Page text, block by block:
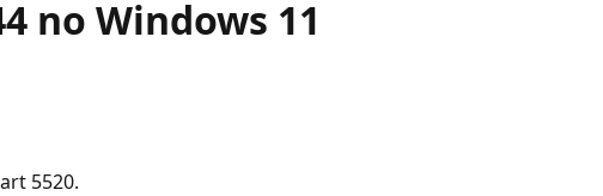
no Windows 11
5520.